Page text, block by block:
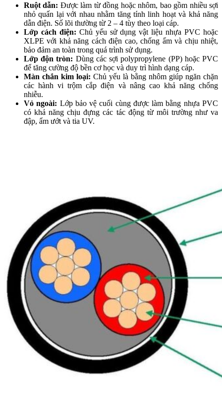
Ruột dẫn: Được làm từ đồng hoặc nhôm, bao gồm nhiều sợi
nhỏ quấn lại với nhau nhằm tăng tính linh hoạt và khả năng
dẫn điện. Số lõi thường từ 2 – 4 tùy theo loại cáp.
Lớp cách điện: Chủ yếu sử dụng vật liệu nhựa PVC hoặc
XLPE với khả năng cách điện cao, chống ẩm và chịu nhiệt,
bảo đảm an toàn trong quá trình sử dụng.
Lớp độn tròn: Dùng các sợi polypropylene (PP) hoặc PVC
để tăng cường độ bền cơ học và duy trì hình dạng cáp.
Màn chắn kim loại: Chủ yếu là bằng nhôm giúp ngăn chặn
các hành vi trộm cắp điện và nâng cao khả năng chống
nhiễu.
Vỏ ngoài: Lớp bảo vệ cuối cùng được làm bằng nhựa PVC
có khả năng chịu đựng các tác động từ môi trường như va
đập, ẩm ướt và tia UV.